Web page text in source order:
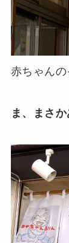
赤ちゃんの
ま、まさか